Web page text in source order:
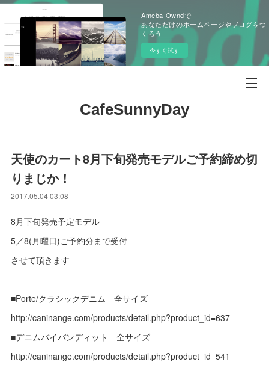
Ameba Owndで
あなただけのホームページやブログをつ
くろう
今すぐ試す
CafeSunnyDay
天使のカート8月下旬発売モデルご予約締め切
りまじか！
2017.05.04 03:08
8月下旬発売予定モデル
5／8(月曜日)ご予約分まで受付
させて頂きます
■Porte/クラシックデニム 全サイズ
http://caninange.com/products/detail.php?product_id=637
■デニムバイバンディット 全サイズ
http://caninange.com/products/detail.php?product_id=541